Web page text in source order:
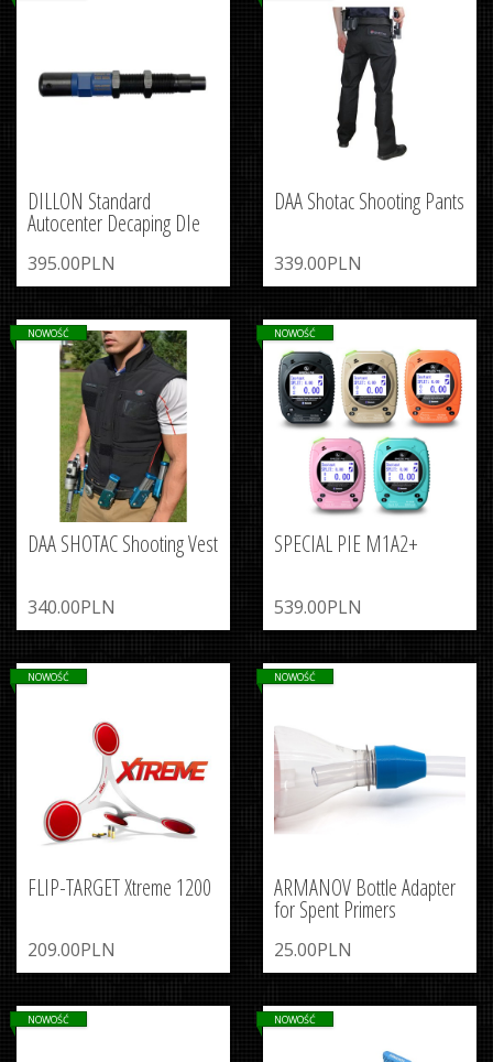
DILLON Standard
Autocenter Decaping DIe
395.00PLN
DAA Shotac Shooting Pants
339.00PLN
DAA SHOTAC Shooting Vest
340.00PLN
NOWOŚĆ
SPECIAL PIE M1A2+
539.00PLN
NOWOŚĆ
FLIP-TARGET Xtreme 1200
209.00PLN
NOWOŚĆ
ARMANOV Bottle Adapter
for Spent Primers
25.00PLN
NOWOŚĆ
NOWOŚĆ NOWOŚĆ